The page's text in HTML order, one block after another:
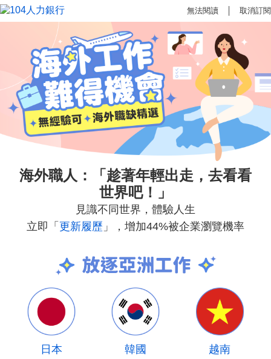
無法閱讀 取消訂閱
海外職人：「趁著年輕出走，去看看
世界吧！」
見識不同世界，體驗人生
立即「 更新履歷 」，增加44%被企業瀏覽機率
日本 韓國 越南